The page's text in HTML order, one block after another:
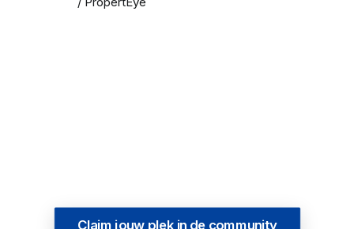
Claim jouw plek in de community